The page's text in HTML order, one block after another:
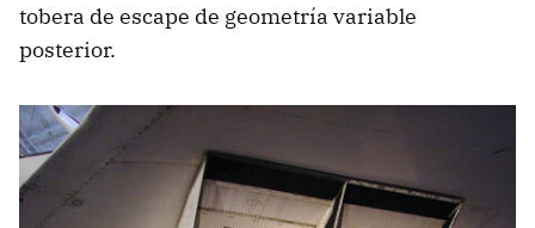
tobera de escape de geometría variable
posterior.